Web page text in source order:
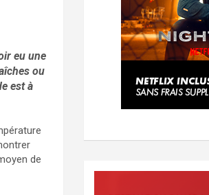
eu une
ou
est à
de